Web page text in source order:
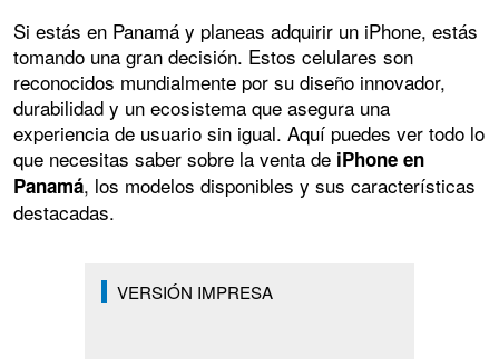
Si estás en Panamá y planeas adquirir un iPhone, estás
tomando una gran decisión. Estos celulares son
reconocidos mundialmente por su diseño innovador,
durabilidad y un ecosistema que asegura una
experiencia de usuario sin igual. Aquí puedes ver todo lo
que necesitas saber sobre la venta de iPhone en
Panamá, los modelos disponibles y sus características
destacadas.
VERSIÓN IMPRESA